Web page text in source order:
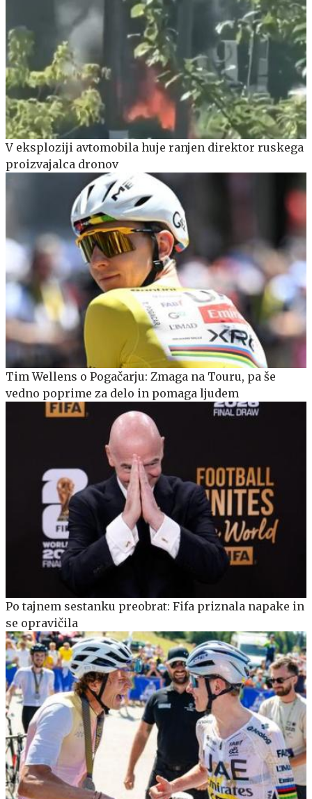
V eksploziji avtomobila huje ranjen direktor ruskega
proizvajalca dronov
Tim Wellens o Pogačarju: Zmaga na Touru, pa še
vedno poprime za delo in pomaga ljudem
Po tajnem sestanku preobrat: Fifa priznala napake in
se opravičila